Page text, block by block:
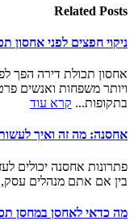
Related Posts
ניקוי חפצים לפני אחסון
אחסון תכולת דירה הפך
ויותר משפחות ואנשים
בתקופות... קרא עוד
אחסנה: מה זה ואיך
פתרונות אחסנה יכולים
בין אם אתם מנהלים
מה כדאי לאחסן במחסן